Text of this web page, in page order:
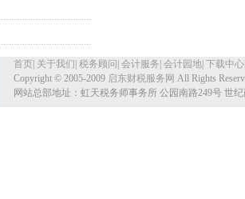
首页 关于我们 税务顾问 会计服务 会计园地 下载中心
Copyright © 2005-2009 启东财税服务网 All Rights
网站总部地址：虹天税务师事务所 公园南路249号 世